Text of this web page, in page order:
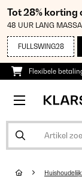
Tot 28% korting
48 UUR LANG
FULLSWING28
Flexibele